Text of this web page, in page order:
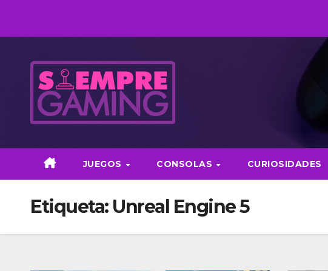
JUEGOS CONSOLAS CURIOSIDADES
Etiqueta: Unreal Engine 5